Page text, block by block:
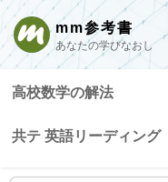
mm参考書
あなたの学びなおし
高校数学の解法
共テ 英語リーディング